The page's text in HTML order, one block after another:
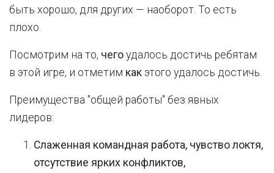
быть хорошо, для других — наоборот. То есть
плохо.
Посмотрим на то, чего удалось достичь ребятам
в этой игре, и отметим как этого удалось достичь.
Преимущества "общей работы" без явных
лидеров:
Слаженная командная работа, чувство локтя,
отсутствие ярких конфликтов,